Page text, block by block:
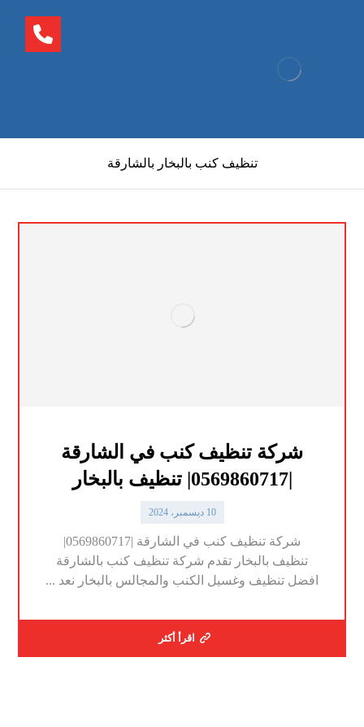
تنظيف كنب بالبخار بالشارقة
شركة تنظيف كنب في الشارقة
|0569860717| تنظيف بالبخار
10 ديسمبر، 2024
شركة تنظيف كنب في الشارقة |0569860717|
تنظيف بالبخار تقدم شركة تنظيف كنب بالشارقة
افضل تنظيف وغسيل الكنب والمجالس بالبخار نعد ...
اقرأ أكثر